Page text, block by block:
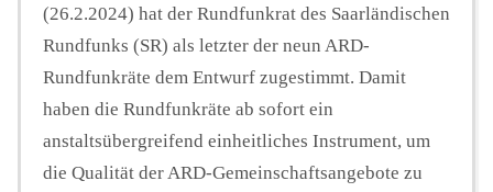
(26.2.2024) hat der Rundfunkrat des Saarländischen
Rundfunks (SR) als letzter der neun ARD-
Rundfunkräte dem Entwurf zugestimmt. Damit
haben die Rundfunkräte ab sofort ein
anstaltsübergreifend einheitliches Instrument, um
die Qualität der ARD-Gemeinschaftsangebote zu